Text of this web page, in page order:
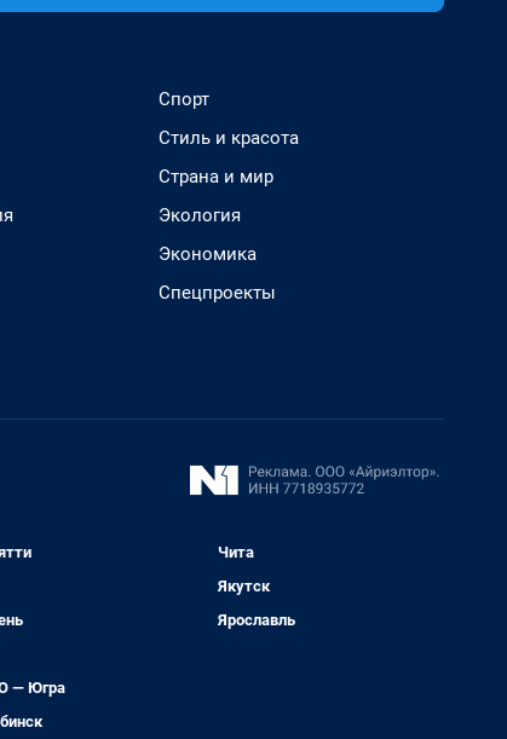
Спорт
Стиль и красота
Страна и мир
Экология
Экономика
Спецпроекты
— Югра
Чита
Якутск
Ярославль